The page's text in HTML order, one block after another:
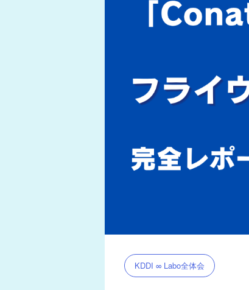
KDDI ∞ Labo全体会